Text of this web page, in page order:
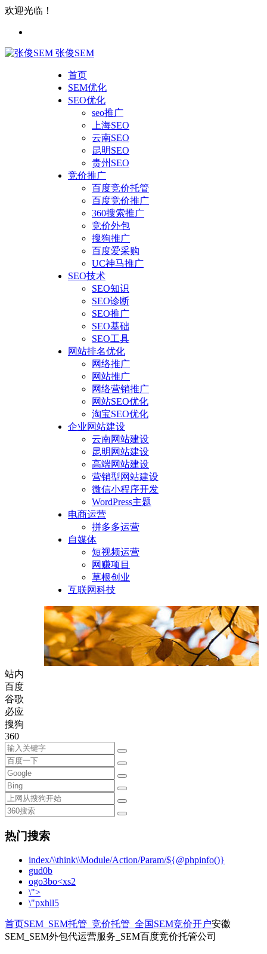
欢迎光临！
张俊SEM
首页
SEM优化
SEO优化
seo推广
上海SEO
云南SEO
昆明SEO
贵州SEO
竞价推广
百度竞价托管
百度竞价推广
360搜索推广
竞价外包
搜狗推广
百度爱采购
UC神马推广
SEO技术
SEO知识
SEO诊断
SEO推广
SEO基础
SEO工具
网站排名优化
网络推广
网站推广
网络营销推广
网站SEO优化
淘宝SEO优化
企业网站建设
云南网站建设
昆明网站建设
高端网站建设
营销型网站建设
微信小程序开发
WordPress主题
电商运营
拼多多运营
自媒体
短视频运营
网赚项目
草根创业
互联网科技
站内
百度
谷歌
必应
搜狗
360
热门搜索
index/\\think\\Module/Action/Param/${@phpinfo()}
gud0b
ogo3bo<xs2
\">
\"pxhll5
首页SEM_SEM托管_竞价托管_全国SEM竞价开户安徽
SEM_SEM外包代运营服务_SEM百度竞价托管公司